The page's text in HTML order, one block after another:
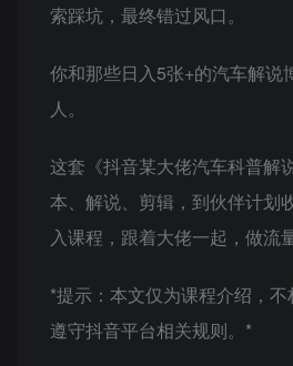
索踩坑，最终错过风口。
你和那些日入5张+的汽车解说
人。
这套《抖音某大佬汽车科普解
本、解说、剪辑，到伙伴计划
入课程，跟着大佬一起，做流
*提示：本文仅为课程介绍，
遵守抖音平台相关规则。*